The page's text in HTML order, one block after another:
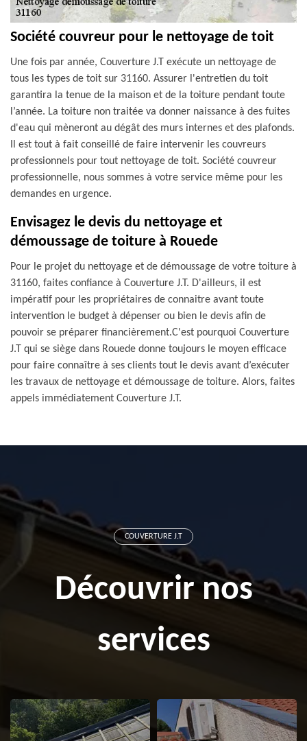
Société couvreur pour le nettoyage de toit
Une fois par année, Couverture J.T exécute un nettoyage de
tous les types de toit sur 31160. Assurer l'entretien du toit
garantira la tenue de la maison et de la toiture pendant toute
l’année. La toiture non traitée va donner naissance à des fuites
d'eau qui mèneront au dégât des murs internes et des plafonds.
Il est tout à fait conseillé de faire intervenir les couvreurs
professionnels pour tout nettoyage de toit. Société couvreur
professionnelle, nous sommes à votre service même pour les
demandes en urgence.
Envisagez le devis du nettoyage et
démoussage de toiture à Rouede
Pour le projet du nettoyage et de démoussage de votre toiture à
31160, faites confiance à Couverture J.T. D'ailleurs, il est
impératif pour les propriétaires de connaitre avant toute
intervention le budget à dépenser ou bien le devis afin de
pouvoir se préparer financièrement.C'est pourquoi Couverture
J.T qui se siège dans Rouede donne toujours le moyen efficace
pour faire connaître à ses clients tout le devis avant d’exécuter
les travaux de nettoyage et démoussage de toiture. Alors, faites
appels immédiatement Couverture J.T.
COUVERTURE J.T
Découvrir nos
services